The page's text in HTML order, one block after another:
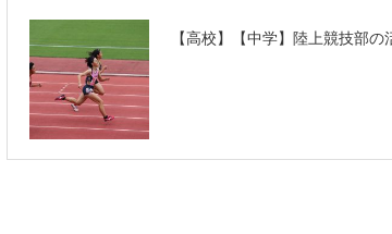
【高校】【中学】陸上競技部の